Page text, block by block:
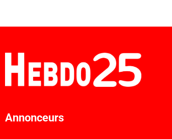
Annonceurs